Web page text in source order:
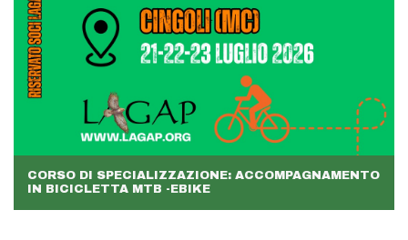
CORSO DI SPECIALIZZAZIONE: ACCOMPAGNAMENTO
IN BICICLETTA MTB -EBIKE